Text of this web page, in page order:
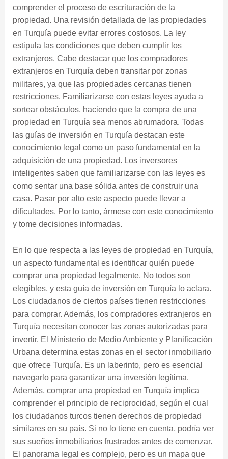
comprender el proceso de escrituración de la
propiedad. Una revisión detallada de las propiedades
en Turquía puede evitar errores costosos. La ley
estipula las condiciones que deben cumplir los
extranjeros. Cabe destacar que los compradores
extranjeros en Turquía deben transitar por zonas
militares, ya que las propiedades cercanas tienen
restricciones. Familiarizarse con estas leyes ayuda a
sortear obstáculos, haciendo que la compra de una
propiedad en Turquía sea menos abrumadora. Todas
las guías de inversión en Turquía destacan este
conocimiento legal como un paso fundamental en la
adquisición de una propiedad. Los inversores
inteligentes saben que familiarizarse con las leyes es
como sentar una base sólida antes de construir una
casa. Pasar por alto este aspecto puede llevar a
dificultades. Por lo tanto, ármese con este conocimiento
y tome decisiones informadas.
En lo que respecta a las leyes de propiedad en Turquía,
un aspecto fundamental es identificar quién puede
comprar una propiedad legalmente. No todos son
elegibles, y esta guía de inversión en Turquía lo aclara.
Los ciudadanos de ciertos países tienen restricciones
para comprar. Además, los compradores extranjeros en
Turquía necesitan conocer las zonas autorizadas para
invertir. El Ministerio de Medio Ambiente y Planificación
Urbana determina estas zonas en el sector inmobiliario
que ofrece Turquía. Es un laberinto, pero es esencial
navegarlo para garantizar una inversión legítima.
Además, comprar una propiedad en Turquía implica
comprender el principio de reciprocidad, según el cual
los ciudadanos turcos tienen derechos de propiedad
similares en su país. Si no lo tiene en cuenta, podría ver
sus sueños inmobiliarios frustrados antes de comenzar.
El panorama legal es complejo, pero es un mapa que